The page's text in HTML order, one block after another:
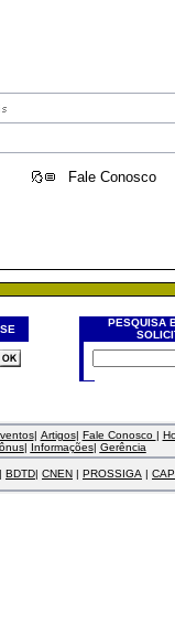
Fale Conosco
PESQUISA
| Artigos| Fale Conosco |
| Informações| Gerência
| BDTD| CNEN | PROSSIGA |